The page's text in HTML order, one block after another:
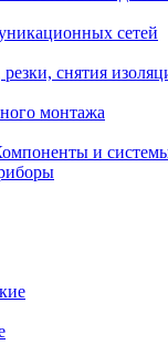
сетей
снятия
монтажа
и